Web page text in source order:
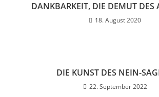
DANKBARKEIT, DIE DEMUT DES
18. August 2020
DIE KUNST DES NEIN-
22. September 2022